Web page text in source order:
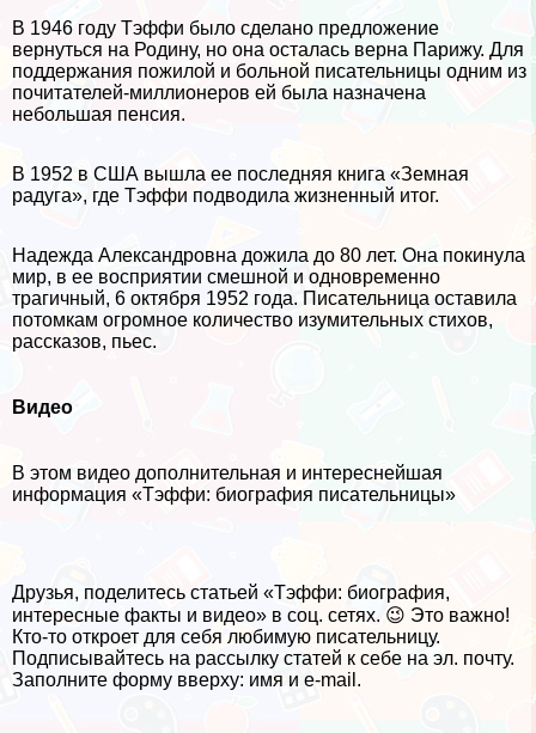
В 1946 году Тэффи было сделано предложение
вернуться на Родину, но она осталась верна Парижу. Для
поддержания пожилой и больной писательницы одним из
почитателей-миллионеров ей была назначена
небольшая пенсия.
В 1952 в США вышла ее последняя книга «Земная
радуга», где Тэффи подводила жизненный итог.
Надежда Александровна дожила до 80 лет. Она покинула
мир, в ее восприятии смешной и одновременно
трагичный, 6 октября 1952 года. Писательница оставила
потомкам огромное количество изумительных стихов,
рассказов, пьес.
Видео
В этом видео дополнительная и интереснейшая
информация «Тэффи: биография писательницы»
Друзья, поделитесь статьей «Тэффи: биография,
интересные факты и видео» в соц. сетях. 😉 Это важно!
Кто-то откроет для себя любимую писательницу.
Подписывайтесь на рассылку статей к себе на эл. почту.
Заполните форму вверху: имя и e-mail.